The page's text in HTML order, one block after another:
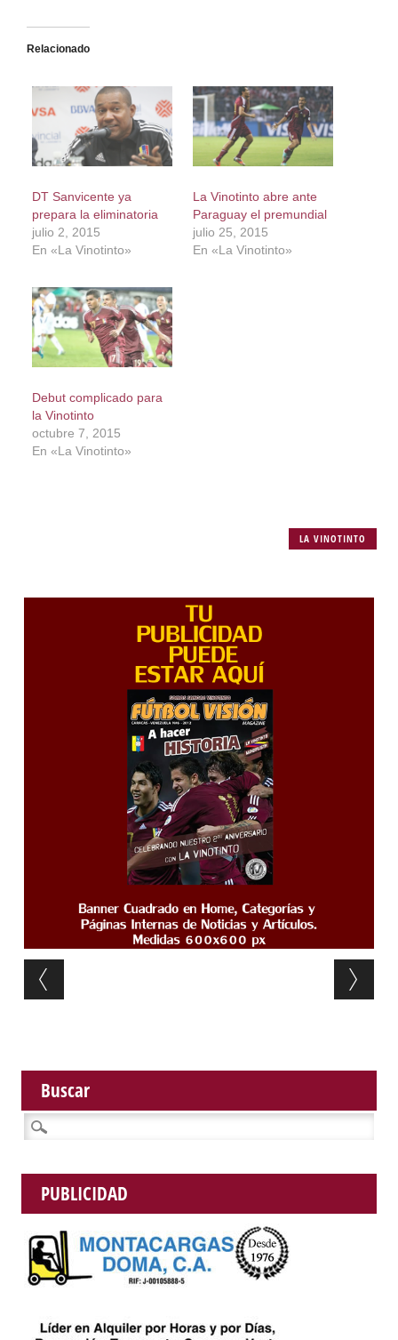
Relacionado
DT Sanvicente ya
prepara la eliminatoria
julio 2, 2015
En «La Vinotinto»
La Vinotinto abre ante
Paraguay el premundial
julio 25, 2015
En «La Vinotinto»
Debut complicado para
la Vinotinto
octubre 7, 2015
En «La Vinotinto»
LA VINOTINTO
Post navigation
Buscar
Buscar:
PUBLICIDAD